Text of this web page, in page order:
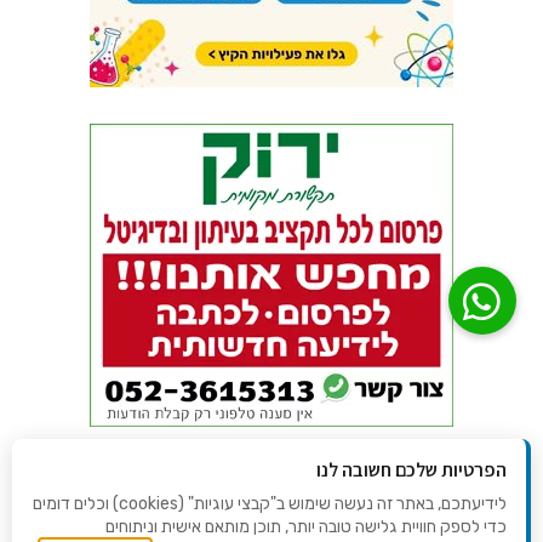
הפרטיות שלכם חשובה לנו
לידיעתכם, באתר זה נעשה שימוש ב"קבצי עוגיות" (cookies) וכלים דומים
כדי לספק חוויית גלישה טובה יותר, תוכן מותאם אישית וניתוחים